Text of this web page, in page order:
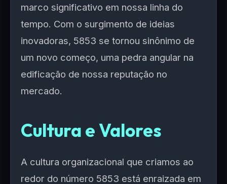
marco significativo em nossa linha do
tempo. Com o surgimento de ideias
inovadoras, 5853 se tornou sinônimo de
um novo começo, uma pedra angular na
edificação de nossa reputação no
mercado.
Cultura e Valores
A cultura organizacional que criamos ao
redor do número 5853 está enraizada em